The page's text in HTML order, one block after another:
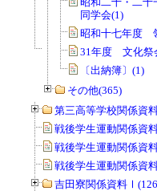
同学会(1)
昭和十七年度
31年度 文化祭
〔出納簿〕(1)
その他(365)
第三高等学校関係資
戦後学生運動関係資
戦後学生運動関係資
戦後学生運動関係資
吉田寮関係資料